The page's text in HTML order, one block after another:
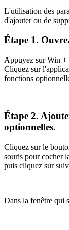
L'utilisation des
d'ajouter ou de
Étape 1.
Appuyez sur Win +
Cliquez sur
fonctions
Étape 2.
optionnelles.
Cliquez sur le
souris pour cocher
puis cliquez sur
Dans la fenêtre qui